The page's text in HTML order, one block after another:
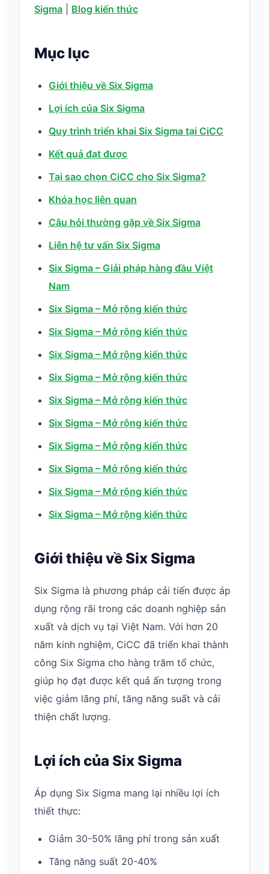
Sigma
Blog kiến thức
Mục lục
Giới thiệu về Six Sigma
Lợi ích của Six Sigma
Quy trình triển khai Six Sigma tại CiCC
Kết quả đạt được
Tại sao chọn CiCC cho Six Sigma?
Khóa học liên quan
Câu hỏi thường gặp về Six Sigma
Liên hệ tư vấn Six Sigma
Six Sigma – Giải pháp hàng đầu Việt
Nam
Six Sigma – Mở rộng kiến thức
Six Sigma – Mở rộng kiến thức
Six Sigma – Mở rộng kiến thức
Six Sigma – Mở rộng kiến thức
Six Sigma – Mở rộng kiến thức
Six Sigma – Mở rộng kiến thức
Six Sigma – Mở rộng kiến thức
Six Sigma – Mở rộng kiến thức
Six Sigma – Mở rộng kiến thức
Six Sigma – Mở rộng kiến thức
Giới thiệu về Six Sigma
Six Sigma là phương pháp cải tiến được áp
dụng rộng rãi trong các doanh nghiệp sản
xuất và dịch vụ tại Việt Nam. Với hơn 20
năm kinh nghiệm, CiCC đã triển khai thành
công Six Sigma cho hàng trăm tổ chức,
giúp họ đạt được kết quả ấn tượng trong
việc giảm lãng phí, tăng năng suất và cải
thiện chất lượng.
Lợi ích của Six Sigma
Áp dụng Six Sigma mang lại nhiều lợi ích
thiết thực:
Giảm 30-50% lãng phí trong sản xuất
Tăng năng suất 20-40%